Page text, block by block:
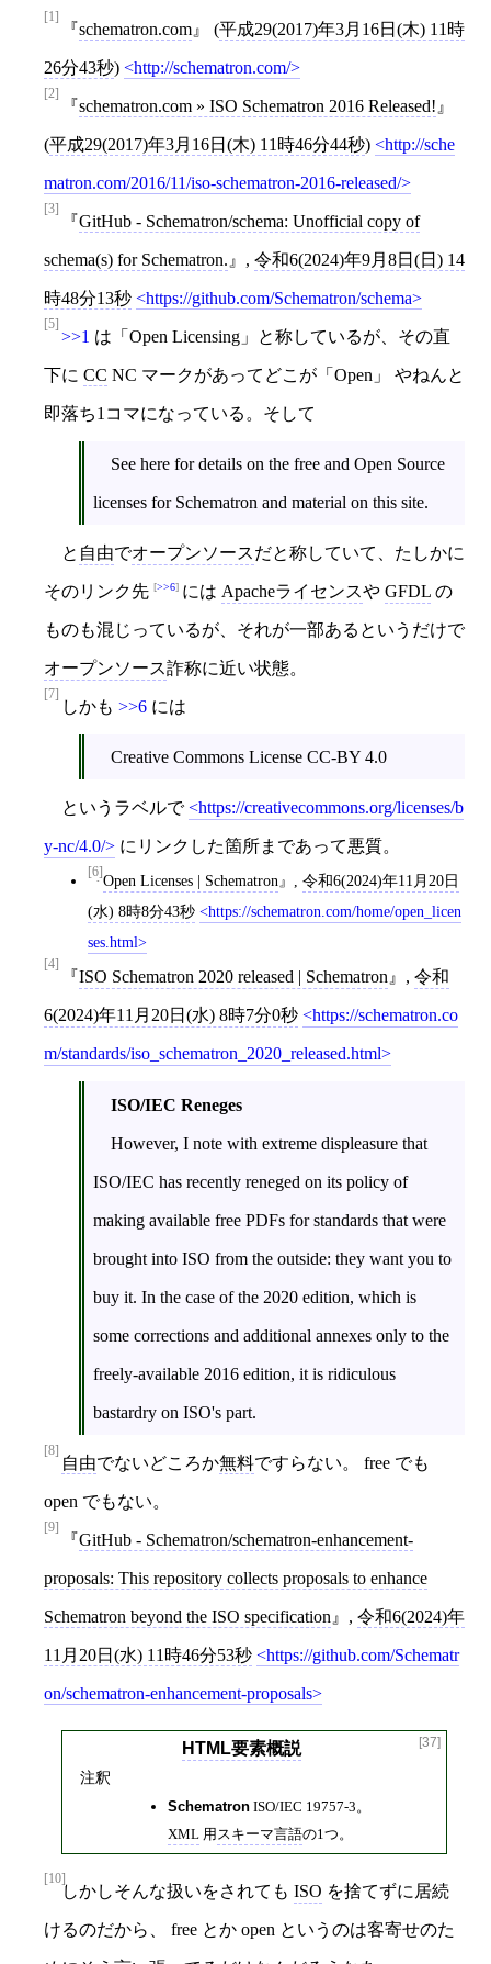
[1]
schematron.com (平成29(2017)年3月16日(木) 11時
26分43秒) http://schematron.com/
[2]
schematron.com » ISO Schematron 2016 Released!
(平成29(2017)年3月16日(木) 11時46分44秒) http://sche
matron.com/2016/11/iso-schematron-2016-released/
[3]
GitHub - Schematron/schema: Unofficial copy of
schema(s) for Schematron. , 令和6(2024)年9月8日(日) 14
時48分13秒 https://github.com/Schematron/schema
[5]
>>1 は「Open Licensing」と称しているが、その直
下に CC NC マークがあってどこが「Open」 やねんと
即落ち1コマになっている。そして
See here for details on the free and Open Source
licenses for Schematron and material on this site.
と 自由でオープンソースだと称していて、たしかに
そのリンク先 >>6 には Apacheライセンスや GFDL の
ものも混じっているが、それが一部あるというだけで
オープンソース詐称に近い状態。
[7]
しかも >>6 には
Creative Commons License CC-BY 4.0
というラベルで https://creativecommons.org/licenses/b
y-nc/4.0/ にリンクした箇所まであって悪質。
[6]Open Licenses | Schematron , 令和6(2024)年11月20日
(水) 8時8分43秒
https://schematron.com/home/open_licen
ses.html
[4]
ISO Schematron 2020 released | Schematron , 令和
6(2024)年11月20日(水) 8時7分0秒 https://schematron.co
m/standards/iso_schematron_2020_released.html
ISO/IEC Reneges
However, I note with extreme displeasure that
ISO/IEC has recently reneged on its policy of
making available free PDFs for standards that were
brought into ISO from the outside: they want you to
buy it. In the case of the 2020 edition, which is
some corrections and additional annexes only to the
freely-available 2016 edition, it is ridiculous
bastardry on ISO's part.
[8]
自由でないどころか無料ですらない。 free でも
open でもない。
[9]
GitHub - Schematron/schematron-enhancement-
proposals: This repository collects proposals to enhance
Schematron beyond the ISO specification , 令和6(2024)年
11月20日(水) 11時46分53秒 https://github.com/Schematr
on/schematron-enhancement-proposals
[37]
HTML要素概説
注釈
Schematron ISO/IEC 19757-3。
XML 用 スキーマ言語の1つ。
[10]
しかしそんな扱いをされても ISO を捨てずに居続
けるのだから、 free とか open というのは客寄せのた